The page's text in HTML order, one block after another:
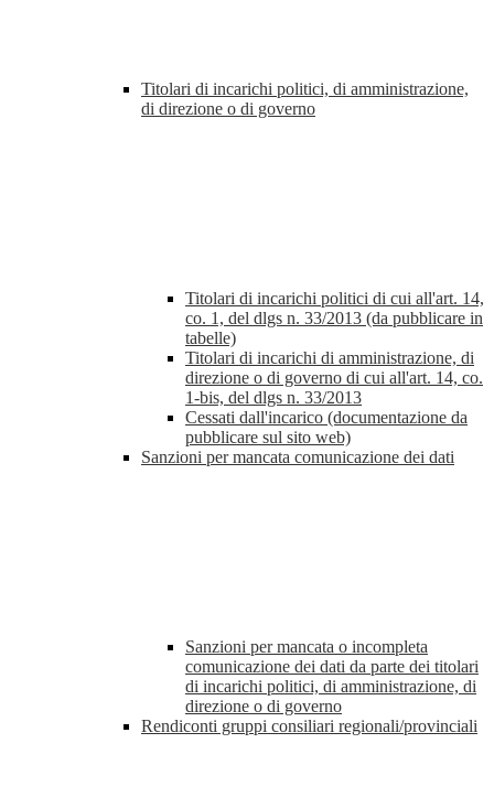
Titolari di incarichi politici, di amministrazione,
di direzione o di governo
Titolari di incarichi politici di cui all'art. 14,
co. 1, del dlgs n. 33/2013 (da pubblicare in
tabelle)
Titolari di incarichi di amministrazione, di
direzione o di governo di cui all'art. 14, co.
1-bis, del dlgs n. 33/2013
Cessati dall'incarico (documentazione da
pubblicare sul sito web)
Sanzioni per mancata comunicazione dei dati
Sanzioni per mancata o incompleta
comunicazione dei dati da parte dei titolari
di incarichi politici, di amministrazione, di
direzione o di governo
Rendiconti gruppi consiliari regionali/provinciali